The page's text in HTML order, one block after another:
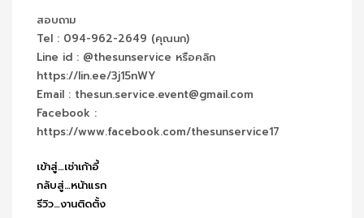
สอบถาม
Tel : 094-962-2649 (คุณนก)
Line id : @thesunservice หรือคลิก
https://lin.ee/3j15nWY
Email : thesun.service.event@gmail.com
Facebook :
https://www.facebook.com/thesunservice17
เข้าสู่…เช่าเก้าอี้
กลับสู่…หน้าแรก
รีวิว…งานติดตั้ง